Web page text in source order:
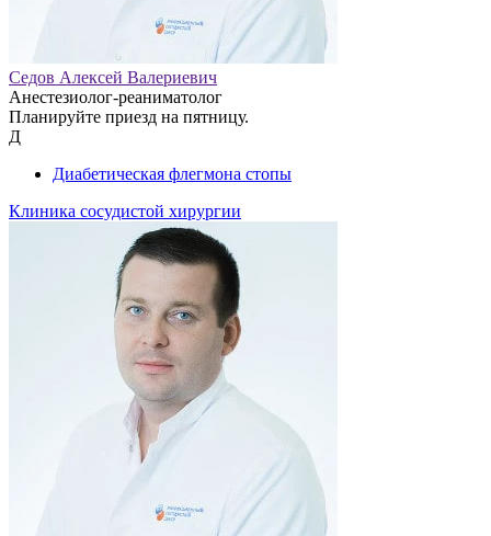
Седов Алексей Валериевич
Анестезиолог-реаниматолог
Планируйте приезд на пятницу.
Д
Диабетическая флегмона стопы
Клиника сосудистой хирургии